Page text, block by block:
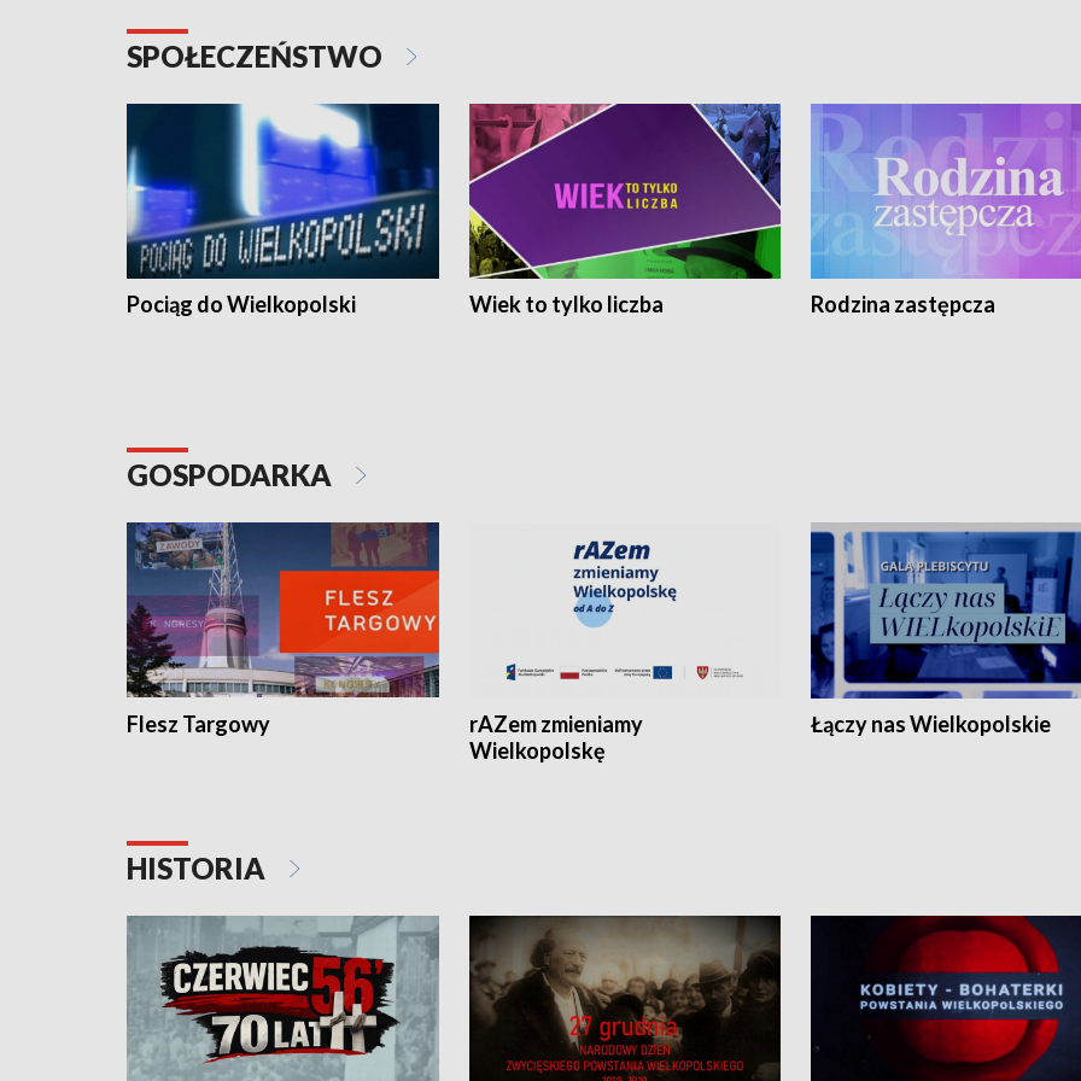
SPOŁECZEŃSTWO
Pociąg do Wielkopolski Wiek to tylko liczba Rodzina zastępcza
GOSPODARKA
Flesz Targowy
rAZem zmieniamy
Wielkopolskę
Łączy nas Wielkopolskie
HISTORIA